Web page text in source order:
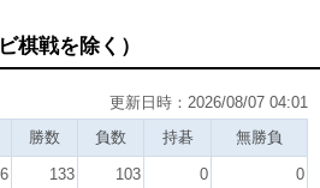
棋戦を除く）
更新日時：2026/08/07 04:01
勝数 負数 持碁 無勝負
133 103 0 0